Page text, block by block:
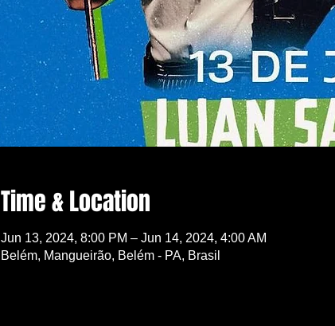
Time & Location
Jun 13, 2024, 8:00 PM – Jun 14, 2024, 4:00 AM
Belém, Mangueirão, Belém - PA, Brasil